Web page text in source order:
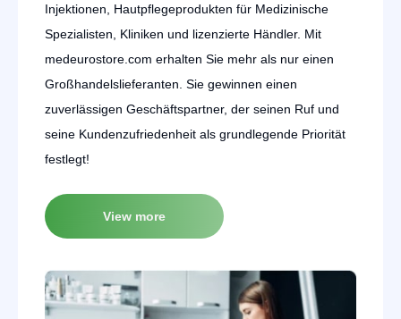
Injektionen, Hautpflegeprodukten für Medizinische
Spezialisten, Kliniken und lizenzierte Händler. Mit
medeurostore.com erhalten Sie mehr als nur einen
Großhandelslieferanten. Sie gewinnen einen
zuverlässigen Geschäftspartner, der seinen Ruf und
seine Kundenzufriedenheit als grundlegende Priorität
festlegt!
View more